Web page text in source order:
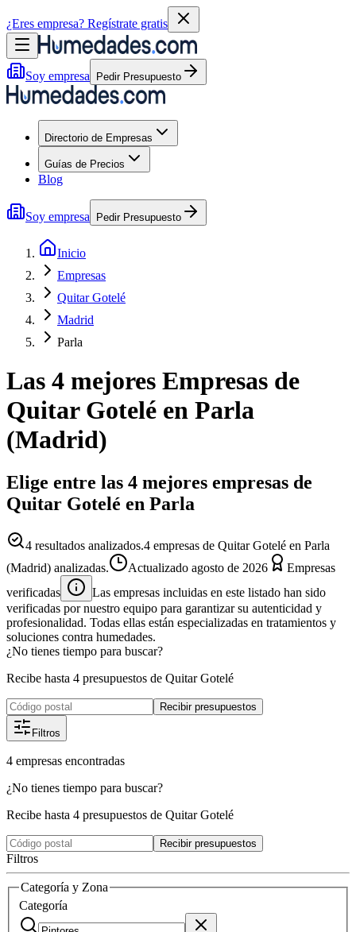
¿Eres empresa? Regístrate gratis
Soy empresa Pedir Presupuesto
Directorio de Empresas
Guías de Precios
Blog
Soy empresa Pedir Presupuesto
Inicio
Empresas
Quitar Gotelé
Madrid
Parla
Las 4 mejores Empresas de
Quitar Gotelé en Parla
(Madrid)
Elige entre las 4 mejores empresas de
Quitar Gotelé en Parla
4 resultados analizados.4 empresas de Quitar Gotelé en Parla
(Madrid) analizadas.
Actualizado agosto de 2026
Empresas
verificadas
Las empresas incluidas en este listado han sido
verificadas por nuestro equipo para garantizar su autenticidad y
profesionalidad. Todas ellas están especializadas en tratamientos y
soluciones contra humedades.
¿No tienes tiempo para buscar?
Recibe hasta 4 presupuestos de Quitar Gotelé
Recibir presupuestos
Filtros
4 empresas encontradas
¿No tienes tiempo para buscar?
Recibe hasta 4 presupuestos de Quitar Gotelé
Recibir presupuestos
Filtros
Categoría y Zona
Categoría